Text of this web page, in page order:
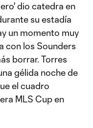
dio catedra en
su estadía
un momento muy
con los Sounders
borrar. Torres
gélida noche de
el cuadro
MLS Cup en